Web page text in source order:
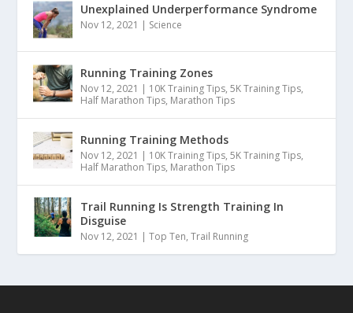
Unexplained Underperformance Syndrome
Nov 12, 2021 | Science
Running Training Zones
Nov 12, 2021 | 10K Training Tips,5K Training Tips,
Half Marathon Tips, Marathon Tips
Running Training Methods
Nov 12, 2021 | 10K Training Tips,5K Training Tips,
Half Marathon Tips, Marathon Tips
Trail Running Is Strength Training In
Disguise
Nov 12, 2021 |Top Ten,Trail Running